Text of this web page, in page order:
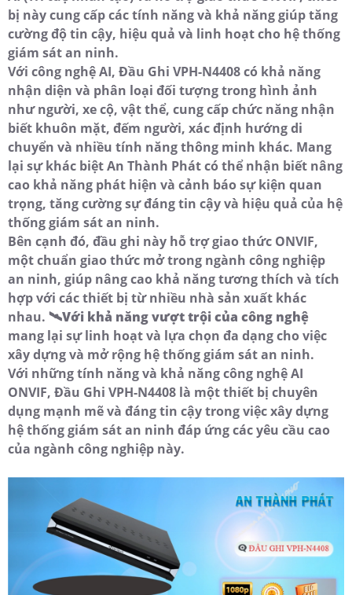
bị này cung cấp các tính năng và khả năng giúp tăng
cường độ tin cậy, hiệu quả và linh hoạt cho hệ thống
giám sát an ninh.
Với công nghệ AI, Đầu Ghi VPH-N4408 có khả năng
nhận diện và phân loại đối tượng trong hình ảnh
như người, xe cộ, vật thể, cung cấp chức năng nhận
biết khuôn mặt, đếm người, xác định hướng di
chuyển và nhiều tính năng thông minh khác. Mang
lại sự khác biệt An Thành Phát có thể nhận biết nâng
cao khả năng phát hiện và cảnh báo sự kiện quan
trọng, tăng cường sự đáng tin cậy và hiệu quả của hệ
thống giám sát an ninh.
Bên cạnh đó, đầu ghi này hỗ trợ giao thức ONVIF,
một chuẩn giao thức mở trong ngành công nghiệp
an ninh, giúp nâng cao khả năng tương thích và tích
hợp với các thiết bị từ nhiều nhà sản xuất khác
nhau. 🛰Với khả năng vượt trội của công nghệ
mang lại sự linh hoạt và lựa chọn đa dạng cho việc
xây dựng và mở rộng hệ thống giám sát an ninh.
Với những tính năng và khả năng công nghệ AI
ONVIF, Đầu Ghi VPH-N4408 là một thiết bị chuyên
dụng mạnh mẽ và đáng tin cậy trong việc xây dựng
hệ thống giám sát an ninh đáp ứng các yêu cầu cao
của ngành công nghiệp này.